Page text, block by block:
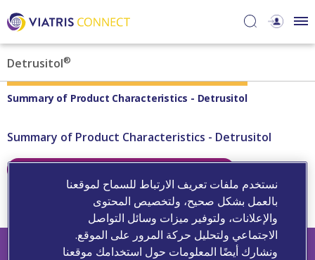
Detrusitol®
Summary of Product Characteristics - Detrusitol
Summary of Product Characteristics - Detrusitol
Featured Content
نستخدم ملفات تعريف الارتباط للسماح لموقعنا
بالعمل بشكل صحيح، ولتخصيص المحتوى
والإعلانات، ولتوفير ميزات وسائل التواصل
الاجتماعي ولتحليل حركة المرور على الموقع.
ونشارك أيضًا المعلومات حول استخدامك موقعنا